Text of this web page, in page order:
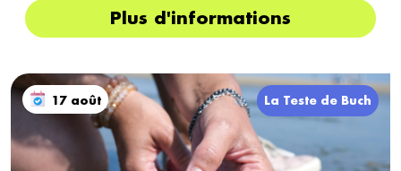
Plus d'informations
17 août La Teste de Buch